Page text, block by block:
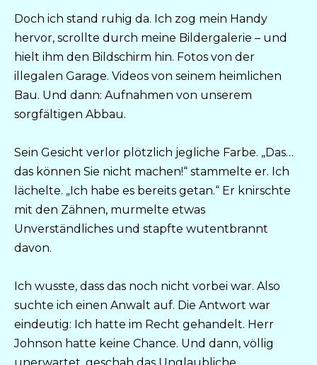
Doch ich stand ruhig da. Ich zog mein Handy
hervor, scrollte durch meine Bildergalerie – und
hielt ihm den Bildschirm hin. Fotos von der
illegalen Garage. Videos von seinem heimlichen
Bau. Und dann: Aufnahmen von unserem
sorgfältigen Abbau.
Sein Gesicht verlor plötzlich jegliche Farbe. „Das…
das können Sie nicht machen!“ stammelte er. Ich
lächelte. „Ich habe es bereits getan.“ Er knirschte
mit den Zähnen, murmelte etwas
Unverständliches und stapfte wutentbrannt
davon.
Ich wusste, dass das noch nicht vorbei war. Also
suchte ich einen Anwalt auf. Die Antwort war
eindeutig: Ich hatte im Recht gehandelt. Herr
Johnson hatte keine Chance. Und dann, völlig